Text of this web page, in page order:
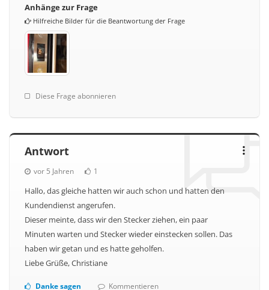
Anhänge zur Frage
Hilfreiche Bilder für die Beantwortung der Frage
Diese Frage abonnieren
Antwort
vor 5 Jahren 1
Hallo, das gleiche hatten wir auch schon und hatten den
Kundendienst angerufen.
Dieser meinte, dass wir den Stecker ziehen, ein paar
Minuten warten und Stecker wieder einstecken sollen. Das
haben wir getan und es hatte geholfen.
Liebe Grüße, Christiane
Danke sagen Kommentieren